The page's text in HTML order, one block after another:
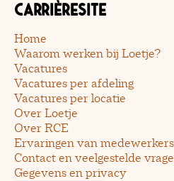
Carrièresite
Home
Waarom werken bij Loetje?
Vacatures
Vacatures per afdeling
Vacatures per locatie
Over Loetje
Over RCE
Ervaringen van medewerkers
Contact en veelgestelde
Gegevens en privacy